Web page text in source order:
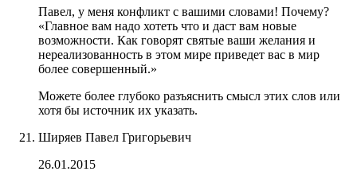
Павел, у меня конфликт с вашими словами! Почему?
«Главное вам надо хотеть что и даст вам новые
возможности. Как говорят святые ваши желания и
нереализованность в этом мире приведет вас в мир
более совершенный.»
Можете более глубоко разъяснить смысл этих слов или
хотя бы источник их указать.
Ширяев Павел Григорьевич
26.01.2015